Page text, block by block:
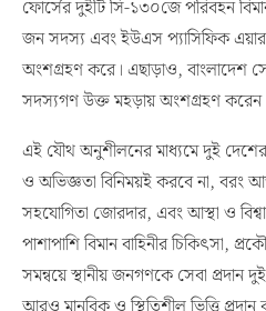
জন সদস্য এবং ইউএস প্যাসিফিক
অংশগ্রহণ করে। এছাড়াও, বাংলাদেশ
সদস্যগণ উক্ত মহড়ায় অংশগ্রহণ
ও অভিজ্ঞতা বিনিময়ই করবে না, বরং
সহযোগিতা জোরদার, এবং আস্থা ও
পাশাপাশি বিমান বাহিনীর চিকিৎসা,
সমন্বয়ে স্থানীয় জনগণকে সেবা
আরও মানবিক ও স্থিতিশীল ভিত্তি